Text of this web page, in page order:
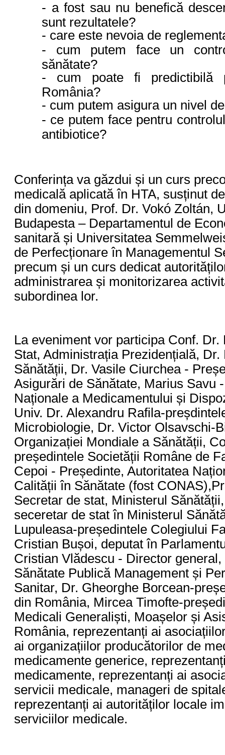
- a fost sau nu benefică
sunt rezultatele?
- care este nevoia de
- cum putem face un
sănătate?
- cum poate fi predictibilă
România?
- cum putem asigura un nivel
- ce putem face pentru
antibiotice?
Conferința va găzdui și un curs
medicală aplicată în HTA, susținut
din domeniu, Prof. Dr. Vokó Zoltán,
Budapesta – Departamentul de
sanitară și Universitatea
de Perfecționare în Managementul
precum și un curs dedicat
administrarea și monitorizarea
subordinea lor.
La eveniment vor participa Conf.
Stat, Administrația Prezidențială,
Sănătății, Dr. Vasile Ciurchea -
Asigurări de Sănătate, Marius Savu
Naționale a Medicamentului și
Univ. Dr. Alexandru Rafila-
Microbiologie, Dr. Victor Olsavschi-
Organizației Mondiale a Sănătății,
președintele Societății Române de
Cepoi - Președinte, Autoritatea
Calității în Sănătate (fost
Secretar de stat, Ministerul
seceretar de stat în Ministerul
Lupuleasa-președintele Colegiului
Cristian Bușoi, deputat în
Cristian Vlădescu - Director
Sănătate Publică Management și
Sanitar, Dr. Gheorghe Borcean-
din România, Mircea Timofte-
Medicali Generaliști, Moașelor și
România, reprezentanți ai
ai organizațiilor producătorilor de
medicamente generice,
medicamente, reprezentanți ai
servicii medicale, manageri de
reprezentanți ai autorităților locale
serviciilor medicale.